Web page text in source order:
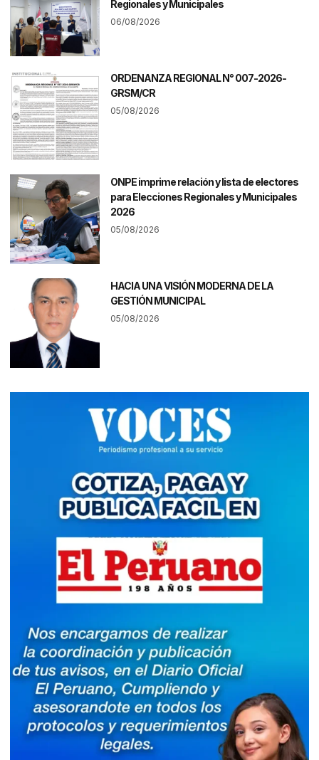
Regionales y Municipales
06/08/2026
ORDENANZA REGIONAL N° 007-2026-
GRSM/CR
05/08/2026
ONPE imprime relación y lista de electores
para Elecciones Regionales y Municipales
2026
05/08/2026
HACIA UNA VISIÓN MODERNA DE LA
GESTIÓN MUNICIPAL
05/08/2026